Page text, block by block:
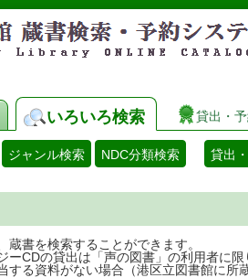
いろいろ検索 貸出・
ジャンル検索 NDC分類検索 貸出
蔵書を検索することができます。
ーCDの貸出は「声の図書」の利用者に限
する資料がない場合（港区立図書館に所